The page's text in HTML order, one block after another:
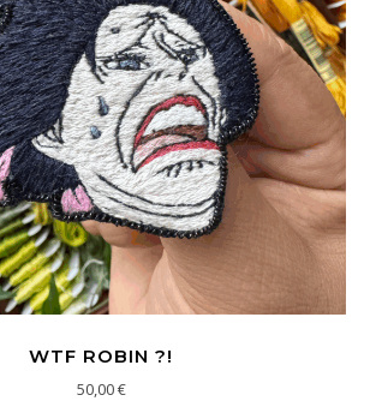
WTF ROBIN ?!
50,00€